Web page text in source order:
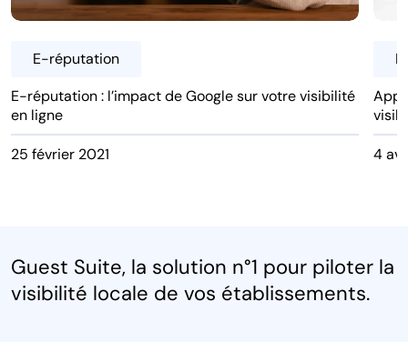
E-réputation
E-réputation : l’impact de Google sur votre visibilité
en ligne
25 février 2021 4
Guest Suite, la solution n°1 pour piloter la
visibilité locale de vos établissements.